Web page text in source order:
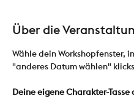
Über die
Wähle dein Workshopfenster,
"anderes Datum wählen"
Deine eigene Charakter-Tasse